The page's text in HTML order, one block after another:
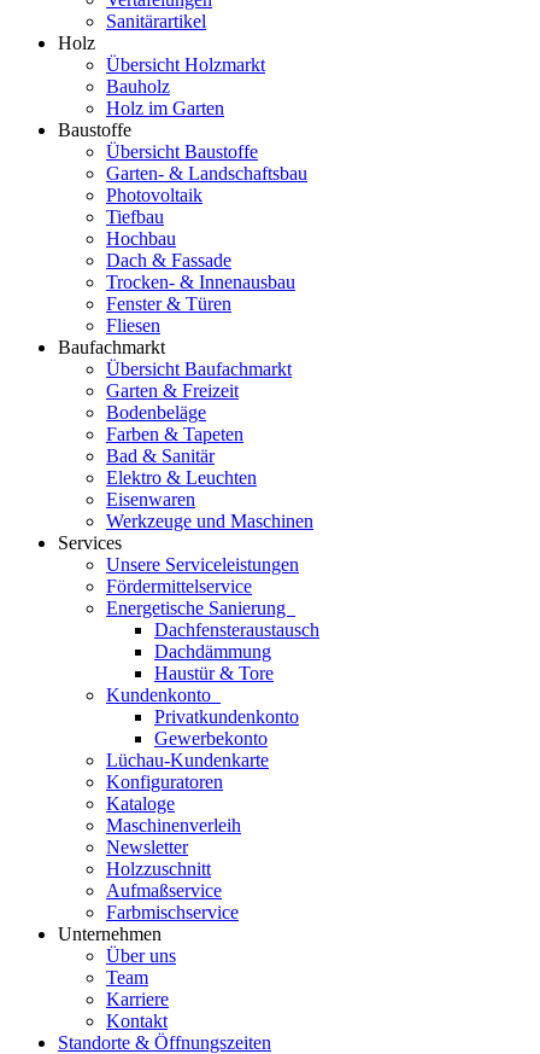
Sanitärartikel
Holz
Übersicht Holzmarkt
Bauholz
Holz im Garten
Baustoffe
Übersicht Baustoffe
Garten- & Landschaftsbau
Photovoltaik
Tiefbau
Hochbau
Dach & Fassade
Trocken- & Innenausbau
Fenster & Türen
Fliesen
Baufachmarkt
Übersicht Baufachmarkt
Garten & Freizeit
Bodenbeläge
Farben & Tapeten
Bad & Sanitär
Elektro & Leuchten
Eisenwaren
Werkzeuge und Maschinen
Services
Unsere Serviceleistungen
Fördermittelservice
Energetische Sanierung
Dachfensteraustausch
Dachdämmung
Haustür & Tore
Kundenkonto
Privatkundenkonto
Gewerbekonto
Lüchau-Kundenkarte
Konfiguratoren
Kataloge
Maschinenverleih
Newsletter
Holzzuschnitt
Aufmaßservice
Farbmischservice
Unternehmen
Über uns
Team
Karriere
Kontakt
Standorte & Öffnungszeiten